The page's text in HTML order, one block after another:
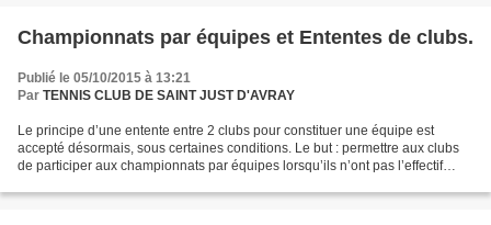
Championnats par équipes et Ententes de clubs.
Publié le 05/10/2015 à 13:21
Par TENNIS CLUB DE SAINT JUST D'AVRAY
Le principe d’une entente entre 2 clubs pour constituer une équipe est
accepté désormais, sous certaines conditions. Le but : permettre aux clubs
de participer aux championnats par équipes lorsqu’ils n’ont pas l’effectif